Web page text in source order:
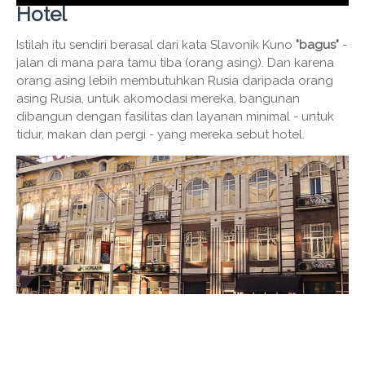
Hotel
Istilah itu sendiri berasal dari kata Slavonik Kuno "bagus" -
jalan di mana para tamu tiba (orang asing). Dan karena
orang asing lebih membutuhkan Rusia daripada orang
asing Rusia, untuk akomodasi mereka, bangunan
dibangun dengan fasilitas dan layanan minimal - untuk
tidur, makan dan pergi - yang mereka sebut hotel.